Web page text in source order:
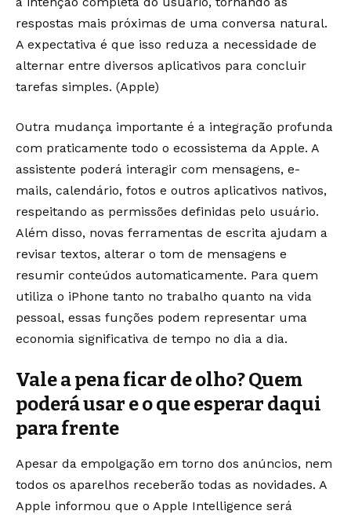
respostas mais próximas de uma conversa natural.
A expectativa é que isso reduza a necessidade de
alternar entre diversos aplicativos para concluir
tarefas simples. (Apple)
Outra mudança importante é a integração profunda
com praticamente todo o ecossistema da Apple. A
assistente poderá interagir com mensagens, e-
mails, calendário, fotos e outros aplicativos nativos,
respeitando as permissões definidas pelo usuário.
Além disso, novas ferramentas de escrita ajudam a
revisar textos, alterar o tom de mensagens e
resumir conteúdos automaticamente. Para quem
utiliza o iPhone tanto no trabalho quanto na vida
pessoal, essas funções podem representar uma
economia significativa de tempo no dia a dia.
Vale a pena ficar de olho? Quem
poderá usar e o que esperar daqui
para frente
Apesar da empolgação em torno dos anúncios, nem
todos os aparelhos receberão todas as novidades. A
Apple informou que o Apple Intelligence será